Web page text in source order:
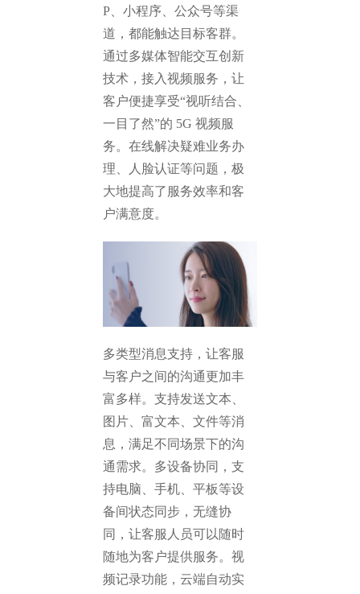
P、小程序、公众号等渠
道，都能触达目标客群。
通过多媒体智能交互创新
技术，接入视频服务，让
客户便捷享受“视听结合、
一目了然”的 5G 视频服
务。在线解决疑难业务办
理、人脸认证等问题，极
大地提高了服务效率和客
户满意度。
多类型消息支持，让客服
与客户之间的沟通更加丰
富多样。支持发送文本、
图片、富文本、文件等消
息，满足不同场景下的沟
通需求。多设备协同，支
持电脑、手机、平板等设
备间状态同步，无缝协
同，让客服人员可以随时
随地为客户提供服务。视
频记录功能，云端自动实